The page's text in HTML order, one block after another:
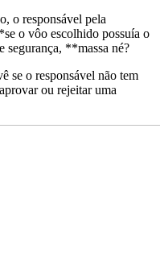
o responsável pela
o vôo escolhido possuía o
segurança, **massa né?
se o responsável não tem
ou rejeitar uma